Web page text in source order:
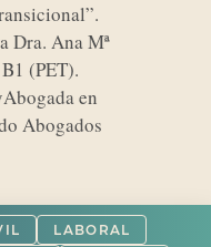
Dra. Ana Mª
(PET).
en
Abogados
LABORAL